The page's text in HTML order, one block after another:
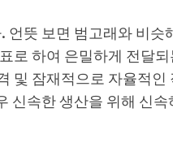
언뜻 보면 범고래와 비슷
로 하여 은밀하게 전달
및 잠재적으로 자율적인
신속한 생산을 위해 신